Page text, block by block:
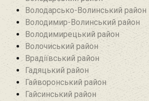
Володарсько-Волинський район
Володимир-Волинський район
Володимирецький район‎
Волочиський район
Врадіївський район‎
Гадяцький район
Гайворонський район
Гайсинський район